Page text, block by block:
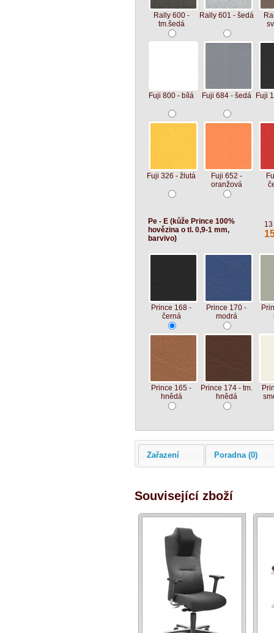
Rally 600 -
tm.šedá
Rally 601 - šedá
Fuji 800 - bílá Fuji 684 - šedá Fuji
Fuji 326 - žlutá
Fuji 652 -
oranžová
Pe - E (kůže Prince 100%
hovězina o tl. 0,9-1 mm,
barvivo)
Prince 168 -
černá
Prince 170 -
modrá
Prince 165 -
hnědá
Prince 174 - tm.
hnědá
Zařazení Poradna (0)
Související zboží